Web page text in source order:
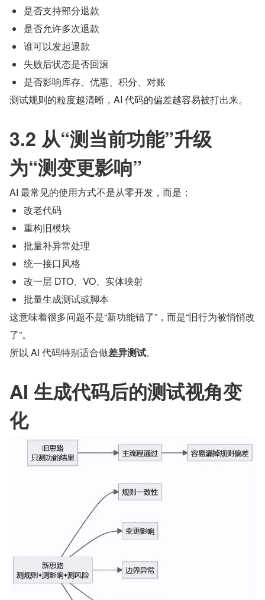
是否支持部分退款
是否允许多次退款
谁可以发起退款
失败后状态是否回滚
是否影响库存、优惠、积分、对账
测试规则的粒度越清晰，AI 代码的偏差越容易被打出来。
3.2 从“测当前功能”升级
为“测变更影响”
AI 最常见的使用方式不是从零开发，而是：
改老代码
重构旧模块
批量补异常处理
统一接口风格
改一层 DTO、VO、实体映射
批量生成测试或脚本
这意味着很多问题不是“新功能错了”，而是“旧行为被悄悄改
了”。
所以 AI 代码特别适合做差异测试。
AI 生成代码后的测试视角变
化